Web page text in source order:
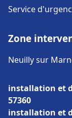
Service
Zone
Neuilly sur
installation et
57360
installation et